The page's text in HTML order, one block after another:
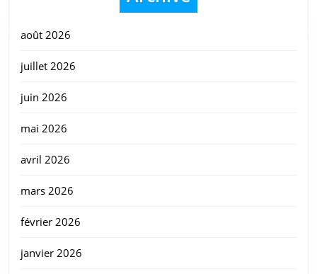
août 2026
juillet 2026
juin 2026
mai 2026
avril 2026
mars 2026
février 2026
janvier 2026